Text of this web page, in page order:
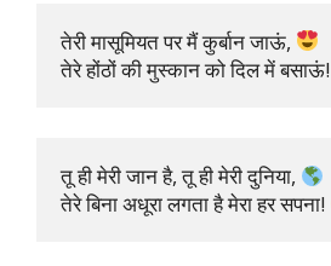
तेरी मासूमियत पर मैं कुर्बान जाऊं,
तेरे होंठों की मुस्कान को दिल में बसाऊं!
तू ही मेरी जान है, तू ही मेरी दुनिया,
तेरे बिना अधूरा लगता है मेरा हर सपना!